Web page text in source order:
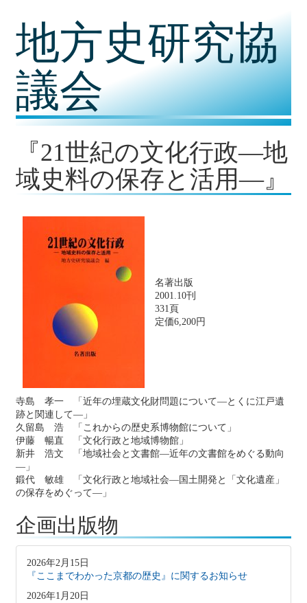
地方史研究協
議会
『21世紀の文化行政―地
域史料の保存と活用―』
名著出版
2001.10刊
331頁
定価6,200円
寺島 孝一 「近年の埋蔵文化財問題について―とくに江戸遺
跡と関連して―」
久留島 浩 「これからの歴史系博物館について」
伊藤 暢直 「文化行政と地域博物館」
新井 浩文 「地域社会と文書館―近年の文書館をめぐる動向
―」
鍛代 敏雄 「文化行政と地域社会―国土開発と「文化遺産」
の保存をめぐって―」
企画出版物
2026年2月15日
『ここまでわかった京都の歴史』に関するお知らせ
2026年1月20日